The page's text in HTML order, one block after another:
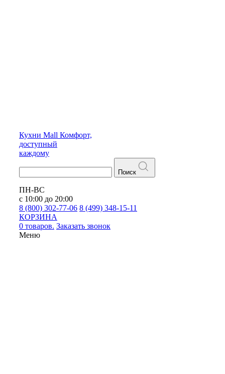
Кухни Mall Комфорт,
доступный
каждому
Поиск
ПН-ВС
с 10:00 до 20:00
8 (800) 302-77-06 8 (499) 348-15-11
КОРЗИНА
0 товаров. Заказать звонок
Меню